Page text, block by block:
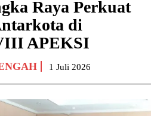
Raya Perkuat
di
APEKSI
1 Juli 2026